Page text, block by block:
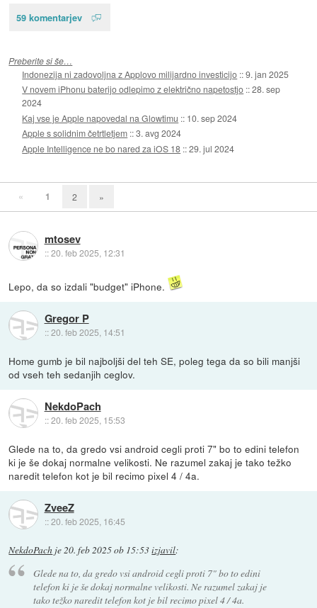
59 komentarjev
Preberite si še…
Indonezija ni zadovoljna z Applovo milijardno investicijo ::9. jan 2025
V novem iPhonu baterijo odlepimo z električno napetostjo ::28. sep
2024
Kaj vse je Apple napovedal na Glowtimu :: 10. sep 2024
Apple s solidnim četrtletjem ::3. avg 2024
Apple Intelligence ne bo nared za iOS 18 ::29. jul 2024
« 1 2 »
mtosev
::20. feb 2025, 12:31
Lepo, da so izdali "budget" iPhone.
Gregor P
::20. feb 2025, 14:51
Home gumb je bil najboljši del teh SE, poleg tega da so bili manjši
od vseh teh sedanjih ceglov.
NekdoPach
::20. feb 2025, 15:53
Glede na to, da gredo vsi android cegli proti 7" bo to edini telefon
ki je še dokaj normalne velikosti. Ne razumel zakaj je tako težko
naredit telefon kot je bil recimo pixel 4 / 4a.
ZveeZ
::20. feb 2025, 16:45
NekdoPach je20. feb 2025 ob 15:53izjavil:
Glede na to, da gredo vsi android cegli proti 7" bo to edini
telefon ki je še dokaj normalne velikosti. Ne razumel zakaj je
tako težko naredit telefon kot je bil recimo pixel 4 / 4a.